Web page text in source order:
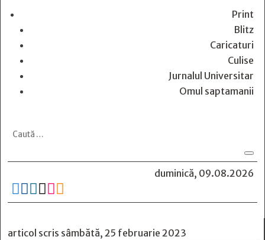
Print
Blitz
Caricaturi
Culise
Jurnalul Universitar
Omul saptamanii
duminică, 09.08.2026
     
articol scris sâmbătă, 25 februarie 2023